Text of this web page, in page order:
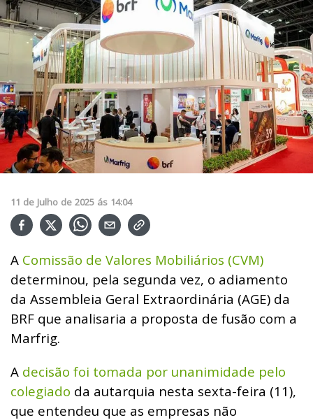
11 de Julho de 2025 ás 14:04
A Comissão de Valores Mobiliários (CVM)
determinou, pela segunda vez, o adiamento
da Assembleia Geral Extraordinária (AGE) da
BRF que analisaria a proposta de fusão com a
Marfrig.
A decisão foi tomada por unanimidade pelo
colegiado da autarquia nesta sexta-feira (11),
que entendeu que as empresas não